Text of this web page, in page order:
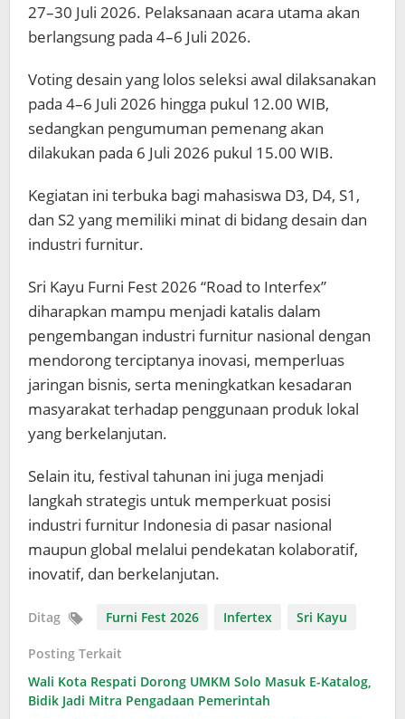
27–30 Juli 2026. Pelaksanaan acara utama akan
berlangsung pada 4–6 Juli 2026.
Voting desain yang lolos seleksi awal dilaksanakan
pada 4–6 Juli 2026 hingga pukul 12.00 WIB,
sedangkan pengumuman pemenang akan
dilakukan pada 6 Juli 2026 pukul 15.00 WIB.
Kegiatan ini terbuka bagi mahasiswa D3, D4, S1,
dan S2 yang memiliki minat di bidang desain dan
industri furnitur.
Sri Kayu Furni Fest 2026 “Road to Interfex”
diharapkan mampu menjadi katalis dalam
pengembangan industri furnitur nasional dengan
mendorong terciptanya inovasi, memperluas
jaringan bisnis, serta meningkatkan kesadaran
masyarakat terhadap penggunaan produk lokal
yang berkelanjutan.
Selain itu, festival tahunan ini juga menjadi
langkah strategis untuk memperkuat posisi
industri furnitur Indonesia di pasar nasional
maupun global melalui pendekatan kolaboratif,
inovatif, dan berkelanjutan.
Ditag Furni Fest 2026 Infertex Sri Kayu
Posting Terkait
Wali Kota Respati Dorong UMKM Solo Masuk E-Katalog,
Bidik Jadi Mitra Pengadaan Pemerintah